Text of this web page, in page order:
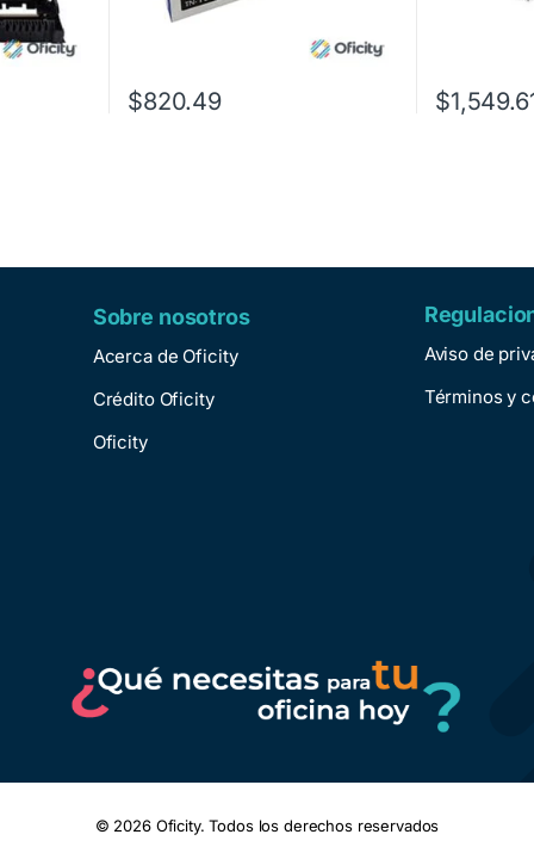
$820.49 $
Sobre nosotros
Acerca de Oficity
Crédito Oficity
Oficity
Aviso de
Términos y
© 2026 Oficity. Todos los derechos reservados